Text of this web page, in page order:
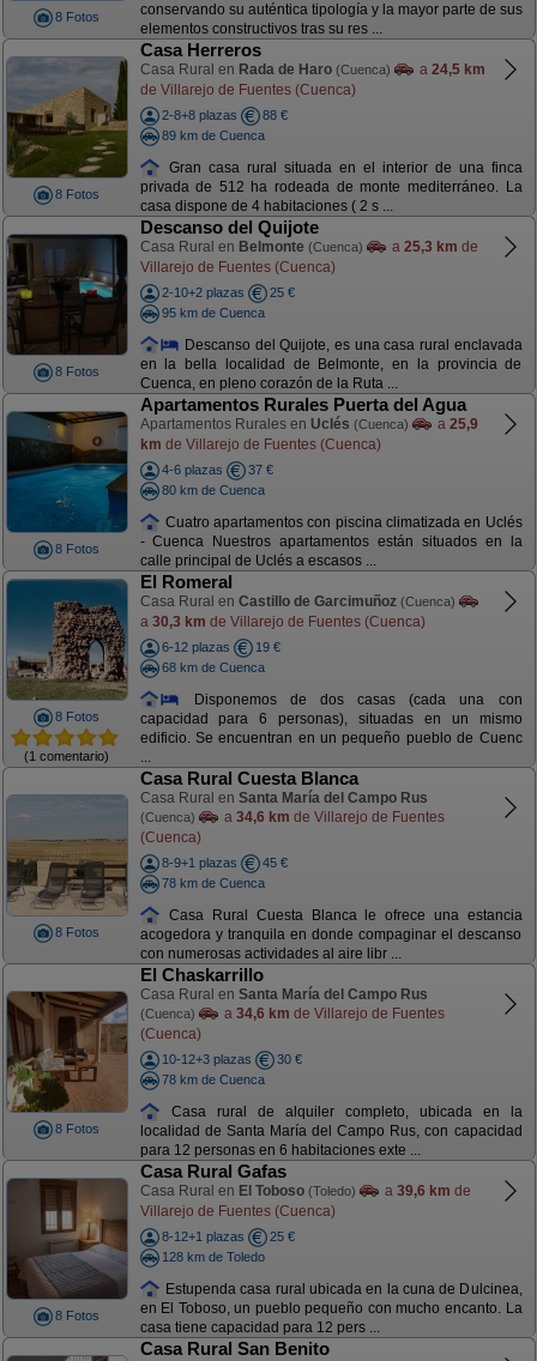
8 Fotos
conservando su auténtica tipología y la mayor parte de sus
elementos constructivos tras su res ...
8 Fotos
Casa Herreros
Casa Rural en Rada de Haro (Cuenca) a 24,5 km
de Villarejo de Fuentes (Cuenca)
2-8+8 plazas
88 €
89 km de Cuenca
Gran casa rural situada en el interior de una finca
privada de 512 ha rodeada de monte mediterráneo. La
casa dispone de 4 habitaciones ( 2 s ...
8 Fotos
Descanso del Quijote
Casa Rural en Belmonte (Cuenca) a 25,3 km de
Villarejo de Fuentes (Cuenca)
2-10+2 plazas
25 €
95 km de Cuenca
Descanso del Quijote, es una casa rural enclavada
en la bella localidad de Belmonte, en la provincia de
Cuenca, en pleno corazón de la Ruta ...
8 Fotos
Apartamentos Rurales Puerta del Agua
Apartamentos Rurales en Uclés (Cuenca) a 25,9
km de Villarejo de Fuentes (Cuenca)
4-6 plazas
37 €
80 km de Cuenca
Cuatro apartamentos con piscina climatizada en Uclés
- Cuenca Nuestros apartamentos están situados en la
calle principal de Uclés a escasos ...
8 Fotos
(1 comentario)
El Romeral
Casa Rural en Castillo de Garcimuñoz (Cuenca)
a 30,3 km de Villarejo de Fuentes (Cuenca)
6-12 plazas
19 €
68 km de Cuenca
Disponemos de dos casas (cada una con
capacidad para 6 personas), situadas en un mismo
edificio. Se encuentran en un pequeño pueblo de Cuenc
...
8 Fotos
Casa Rural Cuesta Blanca
Casa Rural en Santa María del Campo Rus
(Cuenca) a 34,6 km de Villarejo de Fuentes
(Cuenca)
8-9+1 plazas
45 €
78 km de Cuenca
Casa Rural Cuesta Blanca le ofrece una estancia
acogedora y tranquila en donde compaginar el descanso
con numerosas actividades al aire libr ...
8 Fotos
El Chaskarrillo
Casa Rural en Santa María del Campo Rus
(Cuenca) a 34,6 km de Villarejo de Fuentes
(Cuenca)
10-12+3 plazas
30 €
78 km de Cuenca
Casa rural de alquiler completo, ubicada en la
localidad de Santa María del Campo Rus, con capacidad
para 12 personas en 6 habitaciones exte ...
8 Fotos
Casa Rural Gafas
Casa Rural en El Toboso (Toledo) a 39,6 km de
Villarejo de Fuentes (Cuenca)
8-12+1 plazas
25 €
128 km de Toledo
Estupenda casa rural ubicada en la cuna de Dulcinea,
en El Toboso, un pueblo pequeño con mucho encanto. La
casa tiene capacidad para 12 pers ...
Casa Rural San Benito